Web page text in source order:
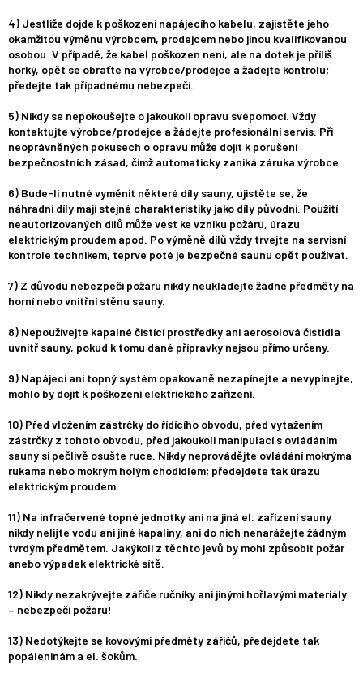
4) Jestliže dojde k poškození napájecího kabelu, zajistěte jeho
okamžitou výměnu výrobcem, prodejcem nebo jinou kvalifikovanou
osobou. V případě, že kabel poškozen není, ale na dotek je příliš
horký, opět se obraťte na výrobce/prodejce a žádejte kontrolu;
předejte tak případnému nebezpečí.
5) Nikdy se nepokoušejte o jakoukoli opravu svépomocí. Vždy
kontaktujte výrobce/prodejce a žádejte profesionální servis. Při
neoprávněných pokusech o opravu může dojít k porušení
bezpečnostních zásad, čímž automaticky zaniká záruka výrobce.
6) Bude-li nutné vyměnit některé díly sauny, ujistěte se, že
náhradní díly mají stejné charakteristiky jako díly původní. Použití
neautorizovaných dílů může vést ke vzniku požáru, úrazu
elektrickým proudem apod. Po výměně dílů vždy trvejte na servisní
kontrole technikem, teprve poté je bezpečné saunu opět používat.
7) Z důvodu nebezpečí požáru nikdy neukládejte žádné předměty na
horní nebo vnitřní stěnu sauny.
8) Nepoužívejte kapalné čistící prostředky ani aerosolová čistidla
uvnitř sauny, pokud k tomu dané přípravky nejsou přímo určeny.
9) Napájecí ani topný systém opakovaně nezapínejte a nevypínejte,
mohlo by dojít k poškození elektrického zařízení.
10) Před vložením zástrčky do řídícího obvodu, před vytažením
zástrčky z tohoto obvodu, před jakoukoli manipulací s ovládáním
sauny si pečlivě osušte ruce. Nikdy neprovádějte ovládání mokrýma
rukama nebo mokrým holým chodidlem; předejdete tak úrazu
elektrickým proudem.
11) Na infračervené topné jednotky ani na jiná el. zařízení sauny
nikdy nelijte vodu ani jiné kapaliny, ani do nich nenarážejte žádným
tvrdým předmětem. Jakýkoli z těchto jevů by mohl způsobit požár
anebo výpadek elektrické sítě.
12) Nikdy nezakrývejte zářiče ručníky ani jinými hořlavými materiály
– nebezpečí požáru!
13) Nedotýkejte se kovovými předměty zářičů, předejdete tak
popáleninám a el. šokům.